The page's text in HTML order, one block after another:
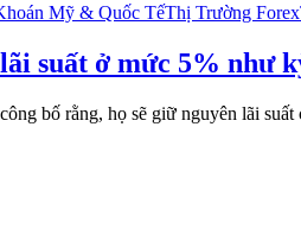
Tin
nhất:
BoC
nguyên
Mỹ & Quốc TếThị Trường Forex
suất ở mức 5% như
bố rằng, họ sẽ giữ nguyên lãi